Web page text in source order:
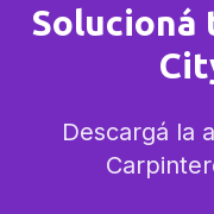
Solucioná
Descargá la